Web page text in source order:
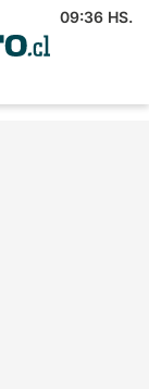
09:36 HS.